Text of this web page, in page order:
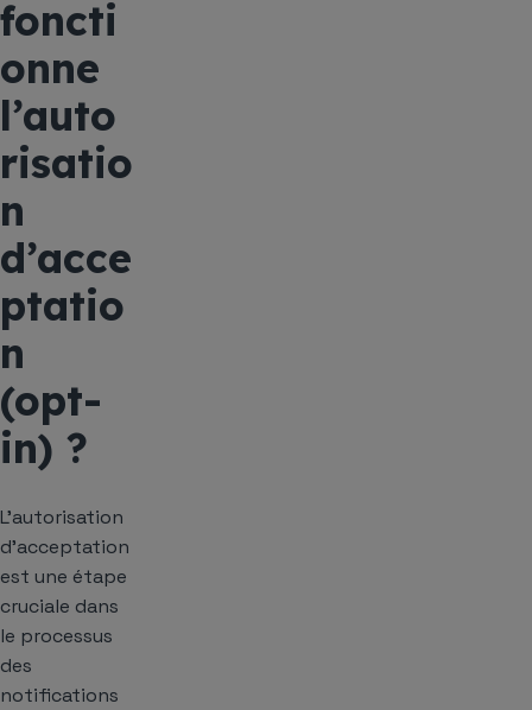
foncti
onne
l’auto
risatio
n
d’acce
ptatio
n
(opt-
in) ?
L’autorisation
d’acceptation
est une étape
cruciale dans
le processus
des
notifications